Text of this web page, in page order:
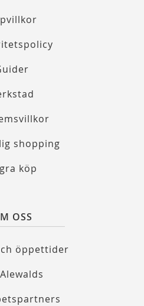
shopping
köp
OSS
öppettider